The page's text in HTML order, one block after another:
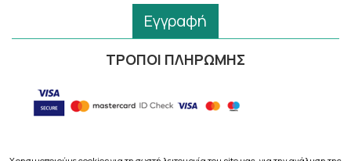
Εγγραφή
ΤΡΟΠΟΙ ΠΛΗΡΩΜΗΣ